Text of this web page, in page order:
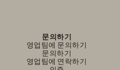
문의하기
영업팀에 문의하기
문의하기
영업팀에 연락하기